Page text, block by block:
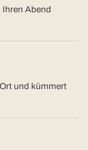
Ihren Abend
und kümmert